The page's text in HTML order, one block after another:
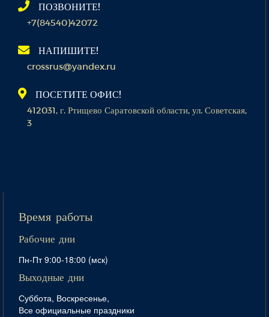
ПОЗВОНИТЕ!
+7(84540)42072
НАПИШИТЕ!
crossrus@yandex.ru
ПОСЕТИТЕ ОФИС!
412031, г. Ртищево Саратовской области, ул. Советская,
3
Время работы
Рабочие дни
Пн-Пт 9:00-18:00 (мск)
Выходные дни
Суббота, Воскресенье,
Все официальные праздники